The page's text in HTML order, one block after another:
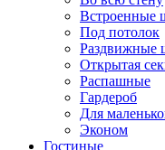
Встроенные
Под потолок
Раздвижные
Открытая
Распашные
Гардероб
Для
Эконом
Гостиные